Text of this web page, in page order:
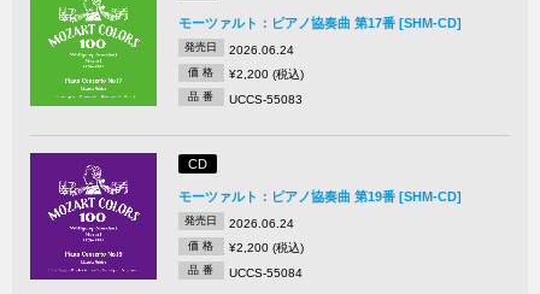
モーツァルト：ピアノ協奏曲 第17番 [SHM-CD]
発売日 2026.06.24
価 格 ¥2,200 (税込)
品 番 UCCS-55083
CD
モーツァルト：ピアノ協奏曲 第19番 [SHM-CD]
発売日 2026.06.24
価 格 ¥2,200 (税込)
品 番 UCCS-55084